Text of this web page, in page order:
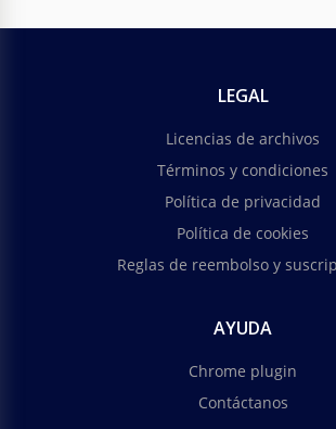
LEGAL
Licencias de archivos
Términos y condiciones
Política de privacidad
Política de cookies
Reglas de reembolso y
AYUDA
Chrome plugin
Contáctanos